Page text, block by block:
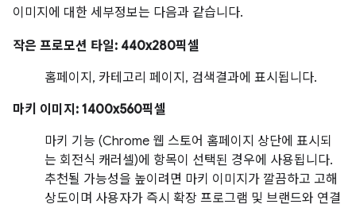
이미지에 대한 세부정보는 다음과 같습니다.
작은 프로모션 타일: 440x280픽셀
홈페이지, 카테고리 페이지, 검색결과에 표시됩니다.
마키 이미지: 1400x560픽셀
마키 기능 (Chrome 웹 스토어 홈페이지 상단에 표시되
는 회전식 캐러셀)에 항목이 선택된 경우에 사용됩니다.
추천될 가능성을 높이려면 마키 이미지가 깔끔하고 고해
상도이며 사용자가 즉시 확장 프로그램 및 브랜드와 연결